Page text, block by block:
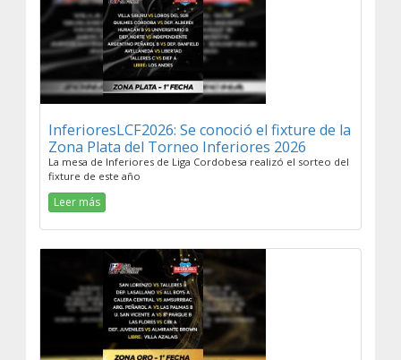
InferioresLCF2026: Se conoció el fixture de la
Zona Plata del Torneo Inferiores 2026
La mesa de Inferiores de Liga Cordobesa realizó el sorteo del
fixture de este año
Leer más